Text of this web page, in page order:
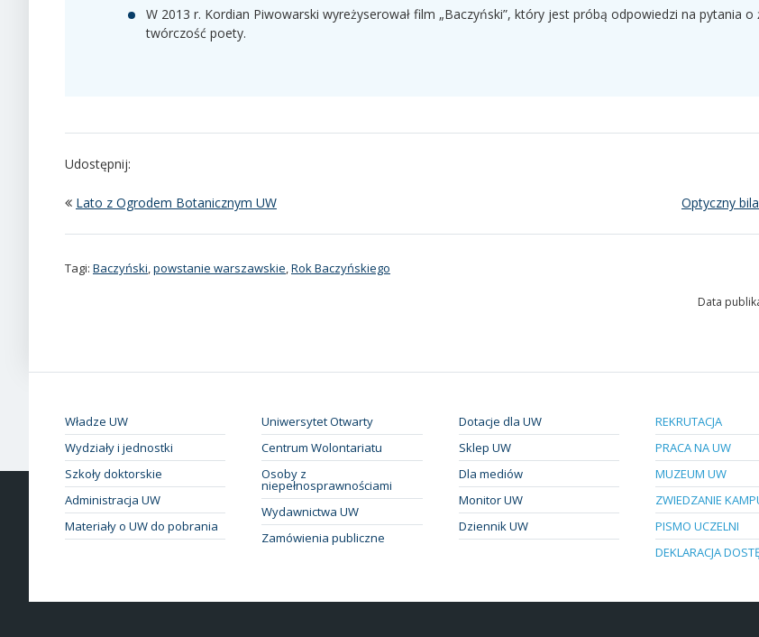
W 2013 r. Kordian Piwowarski wyreżyserował film „Baczyński”, który jest próbą odpowiedzi na pytania o
twórczość poety.
Udostępnij:
Lato z Ogrodem Botanicznym UW Optyczny
Tagi: Baczyński,powstanie warszawskie,Rok Baczyńskiego
Data
Władze UW
Wydziały i jednostki
Szkoły doktorskie
Administracja UW
Materiały o UW do pobrania
Uniwersytet Otwarty
Centrum Wolontariatu
Osoby z
niepełnosprawnościami
Wydawnictwa UW
Zamówienia publiczne
Dotacje dla UW
Sklep UW
Dla mediów
Monitor UW
Dziennik UW
REKRUTACJA
PRACA NA UW
MUZEUM UW
ZWIEDZANIE
PISMO UCZELNI
DEKLARACJA